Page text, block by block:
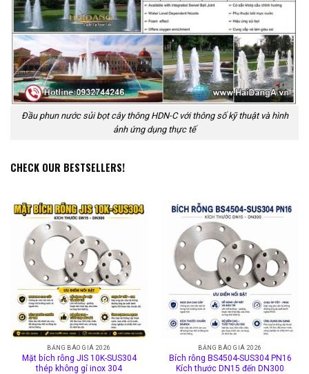
Đầu phun nước sủi bọt cây thông HDN-C với thông số kỹ thuật và hình
ảnh ứng dụng thực tế
CHECK OUR BESTSELLERS!
BẢNG BÁO GIÁ 2026
Mặt bích rỗng JIS 10K-SUS304
thép không gỉ inox 304
BẢNG BÁO GIÁ 2026
Bích rỗng BS4504-SUS304 PN16
Kích thước DN15 đến DN300